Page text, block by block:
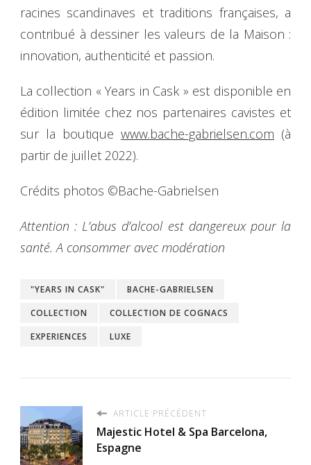
racines scandinaves et traditions françaises, a
contribué à dessiner les valeurs de la Maison :
innovation, authenticité et passion.
La collection « Years in Cask » est disponible en
édition limitée chez nos partenaires cavistes et
sur la boutique www.bache-gabrielsen.com (à
partir de juillet 2022).
Crédits photos ©Bache-Gabrielsen
Attention : L’abus d’alcool est dangereux pour la
santé. A consommer avec modération
"YEARS IN CASK"
BACHE-GABRIELSEN
COLLECTION
COLLECTION DE COGNACS
EXPERIENCES
LUXE
ARTICLE PRÉCÉDENT
Majestic Hotel & Spa Barcelona,
Espagne